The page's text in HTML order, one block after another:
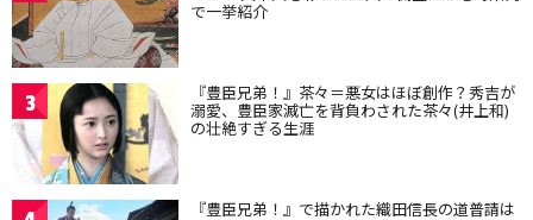
で一挙紹介
3 『豊臣兄弟！』茶々＝悪女はほぼ創作？秀吉が
溺愛、豊臣家滅亡を背負わされた茶々(井上和)
の壮絶すぎる生涯
『豊臣兄弟！』で描かれた織田信長の道普請は